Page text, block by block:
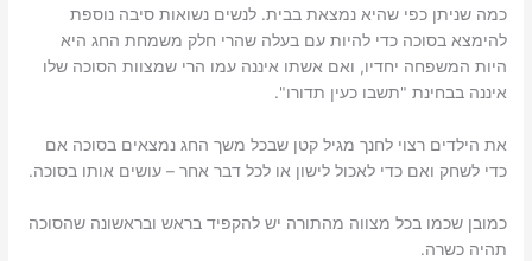
כמה שניתן כפי שהיא נמצאת בבית. לנשים נשואות סיבה נוספת
להימצא בסוכה כדי להיות עם בעלה שהרי חלק משמחת החג היא
היות המשפחה יחדיו, ואם אשתו איננה עמו הרי שמצוות הסוכה שלו
איננה בבחינת "תשבו כעין תדורו".
את הילדים רצוי לחנך מגיל קטן שבכל משך החג נמצאים בסוכה אם
כדי לשחק ואם כדי לאכול לישון או לכל דבר אחר – עושים אותו בסוכה.
כמובן שכמו בכל מצווה מהתורה יש להקפיד בראש ובראשונה שהסוכה
תהיה כשרה.